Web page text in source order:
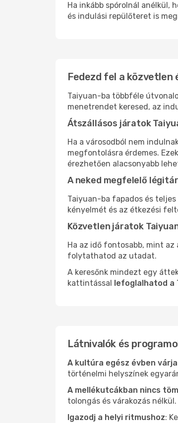
Ha inkább spórolnál anélkül,
és indulási repülőteret is
Fedezd fel a közvetlen
Taiyuan-ba többféle
menetrendet keresed, az
Átszállásos járatok
Ha a városodból nem
megfontolásra érdemes.
érezhetően alacsonyabb
A neked megfelelő
Taiyuan-ba fapados és
kényelmét és az étkezési
Közvetlen járatok
Ha az idő fontosabb, mint
folytathatod az utadat.
A keresőnk mindezt egy
kattintással lefoglalhatod a
Látnivalók és
A kultúra egész évben
történelmi helyszínek
A mellékutcákban nincs
tolongás és várakozás nélkül.
Igazodj a helyi ritmushoz: